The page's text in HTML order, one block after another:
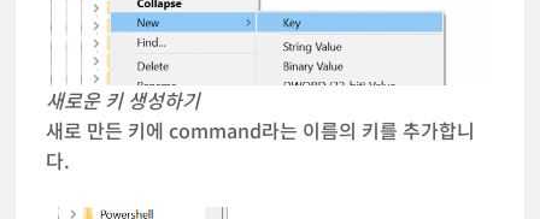
새로운 키 생성하기
새로 만든 키에 command라는 이름의 키를 추가합니
다.